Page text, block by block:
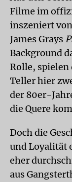
Filme im
inszeniert
James Grays
Background
Rolle, spielen
Teller hier
der 80er-
die Quere
Doch die
und Loyalität
eher
aus